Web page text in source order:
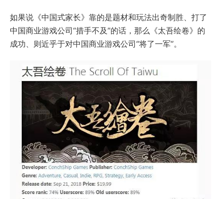
如果说《中国式家长》靠的是题材和玩法出奇制胜、打了
中国商业游戏公司“措手不及”的话，那么《太吾绘卷》的
成功、则近乎于对中国商业游戏公司“将了一军”。